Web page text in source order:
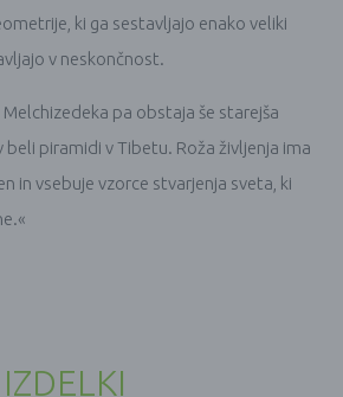
ki ga sestavljajo enako veliki
v neskončnost.
pa obstaja še starejša
beli piramidi v Tibetu. Roža življenja ima
in vsebuje vzorce stvarjenja sveta, ki